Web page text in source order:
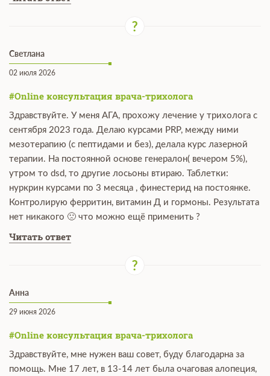
Светлана
02 июля 2026
#Online консультация врача-трихолога
Здравствуйте. У меня АГА, прохожу лечение у трихолога с
сентября 2023 года. Делаю курсами PRP, между ними
мезотерапию (с пептидами и без), делала курс лазерной
терапии. На постоянной основе генералон( вечером 5%),
утром то dsd, то другие лосьоны втираю. Таблетки:
нуркрин курсами по 3 месяца , финестерид на постоянке.
Контролирую ферритин, витамин Д и гормоны. Результата
нет никакого 🙁 что можно ещё применить ?
Читать ответ
Анна
29 июня 2026
#Online консультация врача-трихолога
Здравствуйте, мне нужен ваш совет, буду благодарна за
помощь. Мне 17 лет, в 13-14 лет была очаговая алопеция,